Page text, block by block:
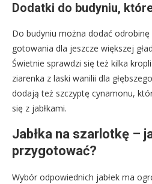
Dodatki do budyniu,
Do budyniu można dodać odrobinę
gotowania dla jeszcze większej
Świetnie sprawdzi się też kilka
ziarenka z laski wanilii dla
dodają też szczyptę cynamonu,
się z jabłkami.
Jabłka na szarlotkę –
przygotować?
Wybór odpowiednich jabłek ma